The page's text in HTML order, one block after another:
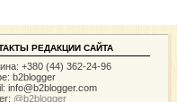
РЕДАКЦИИ САЙТА
+380 (44) 362-24-96
b2blogger
info@b2blogger.com
@b2blogger